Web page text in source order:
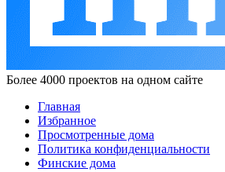
Более 4000 проектов на одном сайте
Главная
Избранное
Просмотренные дома
Политика конфиденциальности
Финские дома